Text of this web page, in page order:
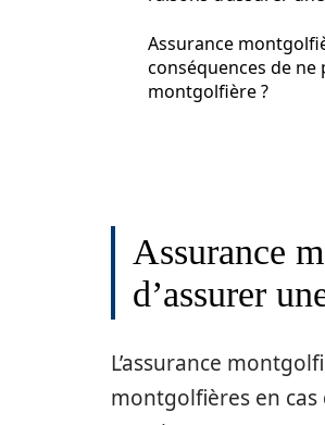
Assurance
conséquences de ne
montgolfière ?
Assurance
d’assurer
L’assurance
montgolfières en